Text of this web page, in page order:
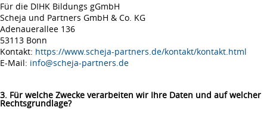
Für die DIHK Bildungs gGmbH
Scheja und Partners GmbH & Co. KG
Adenauerallee 136
53113 Bonn
Kontakt: https://www.scheja-partners.de/kontakt/kontakt.html
E-Mail: info@scheja-partners.de
3. Für welche Zwecke verarbeiten wir Ihre Daten und auf welcher
Rechtsgrundlage?